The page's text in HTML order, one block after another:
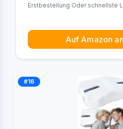
Erstbestellung Oder schnellste
Auf Amazon
#16